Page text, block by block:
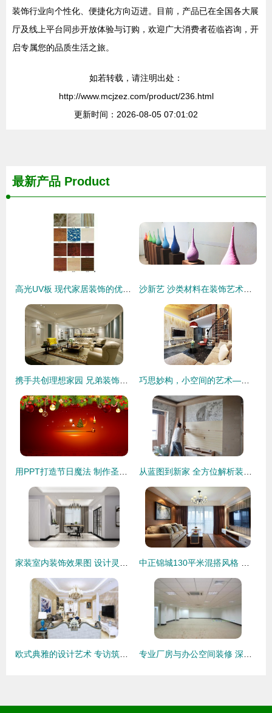
装饰行业向个性化、便捷化方向迈进。目前，产品已在全国各大展
厅及线上平台同步开放体验与订购，欢迎广大消费者莅临咨询，开
启专属您的品质生活之旅。
如若转载，请注明出处：
http://www.mcjzez.com/product/236.html
更新时间：2026-08-05 07:01:02
最新产品 Product